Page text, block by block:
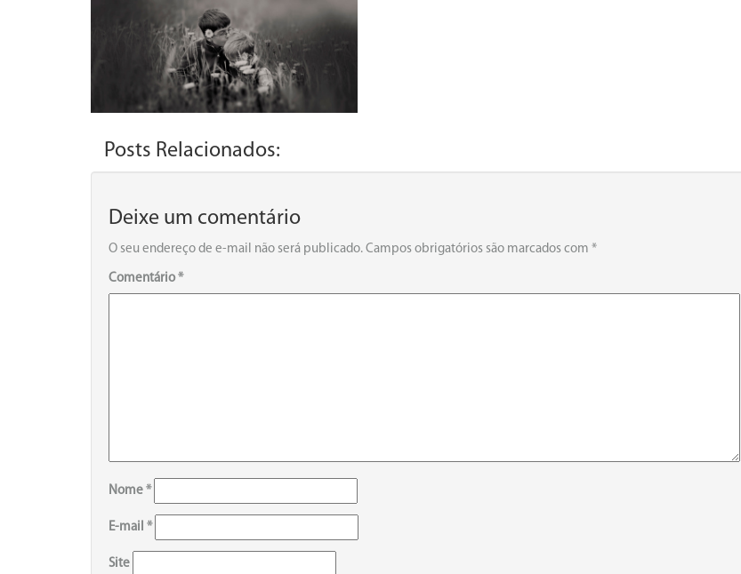
Posts Relacionados:
Deixe um comentário
O seu endereço de e-mail não será publicado. Campos obrigatórios são marcados com *
Comentário*
Nome *
E-mail *
Site